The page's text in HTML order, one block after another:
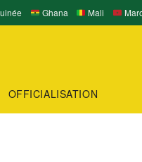
Ghana Mali
OFFICIALISATION